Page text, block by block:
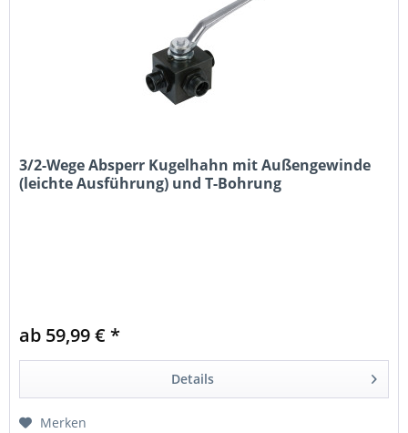
3/2-Wege Absperr Kugelhahn mit Außengewinde
(leichte Ausführung) und T-Bohrung
ab 59,99 € *
Details
Merken